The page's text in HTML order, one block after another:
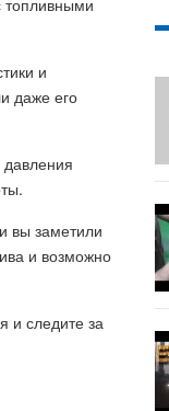
топливными
и
даже его
вы заметили
и возможно
и следите за